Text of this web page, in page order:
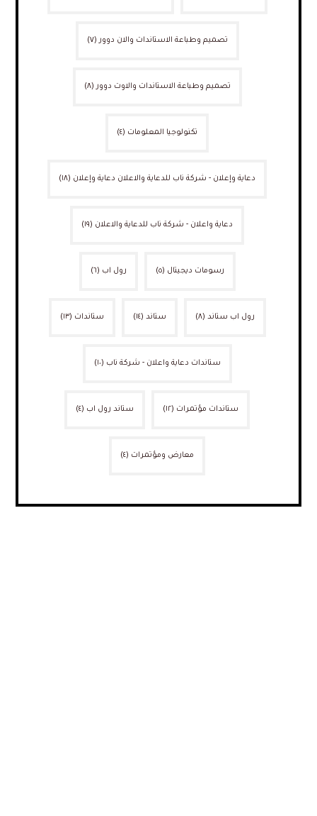
تصميم وطباعة الاستاندات والان دوور (٧)
تصميم وطباعة الاستاندات والاوت دوور (٨)
تكنولوجيا المعلومات (٤)
دعاية وإعلان - شركة ناب للدعاية والاعلان دعاية وإعلان (١٨)
دعاية واعلان - شركة ناب للدعاية والاعلان (١٩)
رسومات ديجيتال (٥) رول اب (٦)
رول اب ستاند (٨) ستاند (١٤) ستاندات (١٣)
ستاندات دعاية واعلان - شركة ناب (١٠)
ستاندات مؤتمرات (١٢) ستاند رول اب (٤)
معارض ومؤتمرات (٤)